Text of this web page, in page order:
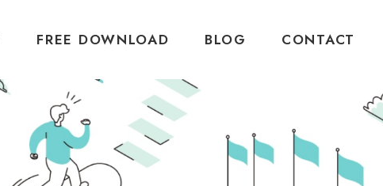
FREE DOWNLOAD BLOG CONTACT